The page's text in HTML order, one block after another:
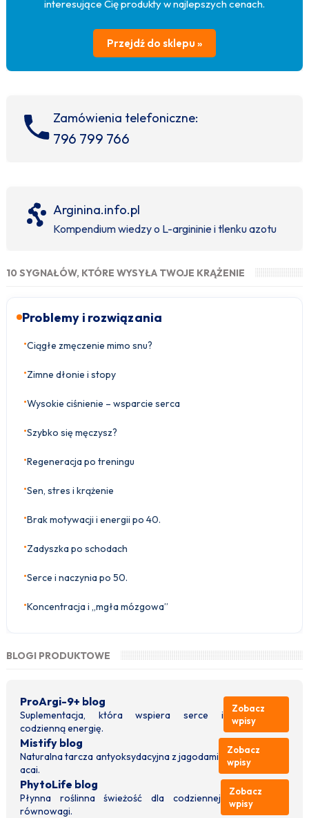
interesujące Cię produkty w najlepszych cenach.
Przejdź do sklepu »
Zamówienia telefoniczne:
796 799 766
Arginina.info.pl
Kompendium wiedzy o L-argininie i tlenku azotu
10 SYGNAŁÓW, KTÓRE WYSYŁA TWOJE KRĄŻENIE
Problemy i rozwiązania
•Ciągłe zmęczenie mimo snu?
•Zimne dłonie i stopy
•Wysokie ciśnienie – wsparcie serca
•Szybko się męczysz?
•Regeneracja po treningu
•Sen, stres i krążenie
•Brak motywacji i energii po 40.
•Zadyszka po schodach
•Serce i naczynia po 50.
•Koncentracja i „mgła mózgowa”
BLOGI PRODUKTOWE
ProArgi-9+ blog
Suplementacja, która wspiera serce i
codzienną energię.
Zobacz
wpisy
Mistify blog
Naturalna tarcza antyoksydacyjna z jagodami
acai.
Zobacz
wpisy
PhytoLife blog
Płynna roślinna świeżość dla codziennej
równowagi.
Zobacz
wpisy